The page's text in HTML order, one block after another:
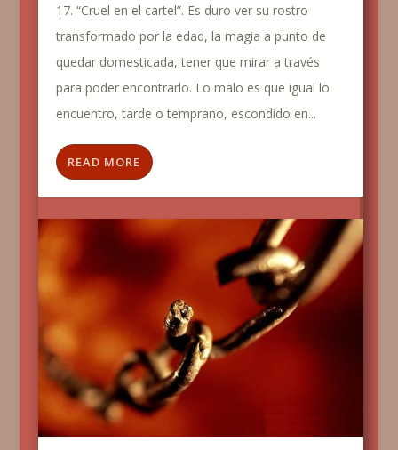
17. “Cruel en el cartel”. Es duro ver su rostro
transformado por la edad, la magia a punto de
quedar domesticada, tener que mirar a través
para poder encontrarlo. Lo malo es que igual lo
encuentro, tarde o temprano, escondido en...
READ MORE